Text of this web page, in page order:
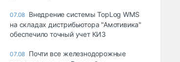
07.08 Внедрение системы TopLog WMS
на складах дистрибьютора "Амотивика"
обеспечило точный учет КИЗ
07.08 Почти все железнодорожные